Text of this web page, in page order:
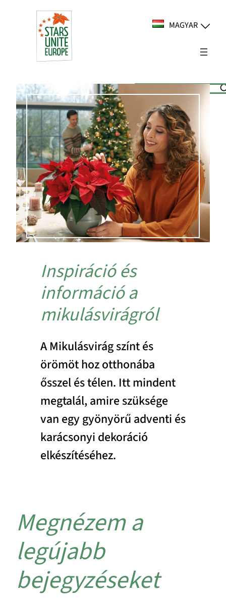
tartalomhoz
MAGYAR
Inspiráció és
információ a
mikulásvirágról
A Mikulásvirág színt és
örömöt hoz otthonába
ősszel és télen. Itt mindent
megtalál, amire szüksége
van egy gyönyörű adventi és
karácsonyi dekoráció
elkészítéséhez.
Megnézem a
legújabb
bejegyzéseket